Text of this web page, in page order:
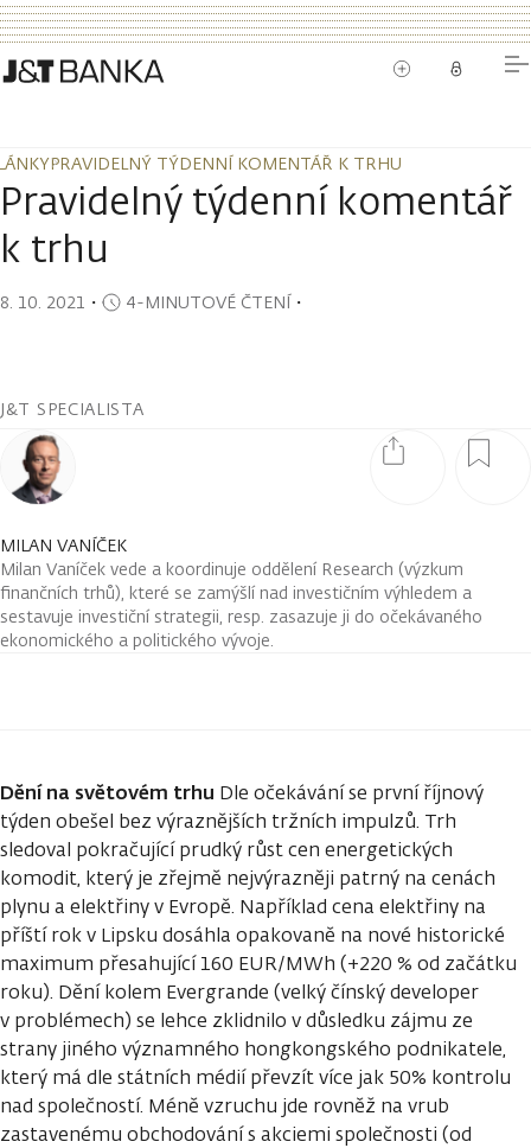
PRAVIDELNÝ TÝDENNÍ KOMENTÁŘ K TRHU
PRAVIDELNÝ TÝDENNÍ KOMENTÁŘ K TRHU
Pravidelný týdenní komentář
k trhu
8. 10. 2021 ・ 4-MINUTOVÉ ČTENÍ・
J&T SPECIALISTA
MILAN VANÍČEK
Milan Vaníček vede a koordinuje oddělení Research (výzkum
finančních trhů), které se zamýšlí nad investičním výhledem a
sestavuje investiční strategii, resp. zasazuje ji do očekávaného
ekonomického a politického vývoje.
Dění na světovém trhu Dle očekávání se první říjnový
týden obešel bez výraznějších tržních impulzů. Trh
sledoval pokračující prudký růst cen energetických
komodit, který je zřejmě nejvýrazněji patrný na cenách
plynu a elektřiny v Evropě. Například cena elektřiny na
příští rok v Lipsku dosáhla opakovaně na nové historické
maximum přesahující 160 EUR/MWh (+220 % od začátku
roku). Dění kolem Evergrande (velký čínský developer
v problémech) se lehce zklidnilo v důsledku zájmu ze
strany jiného významného hongkongského podnikatele,
který má dle státních médií převzít více jak 50% kontrolu
nad společností. Méně vzruchu jde rovněž na vrub
zastavenému obchodování s akciemi společnosti (od